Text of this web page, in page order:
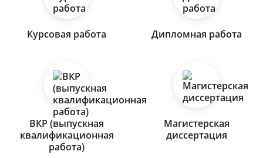
Курсовая работа Дипломная работа
ВКР (выпускная
квалификационная
работа)
Магистерская
диссертация